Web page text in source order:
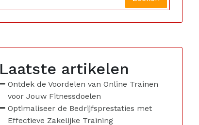
Laatste artikelen
Ontdek de Voordelen van Online Trainen
voor Jouw Fitnessdoelen
Optimaliseer de Bedrijfsprestaties met
Effectieve Zakelijke Training